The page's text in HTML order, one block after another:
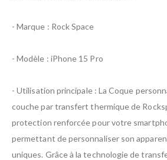
- Marque : Rock Space
- Modèle : iPhone 15 Pro
- Utilisation principale : La Coque
couche par transfert thermique de
protection renforcée pour votre
permettant de personnaliser son
uniques. Grâce à la technologie de